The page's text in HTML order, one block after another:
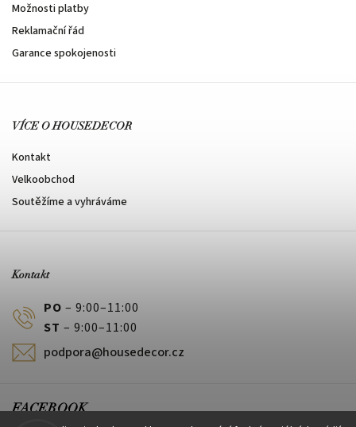
Možnosti platby
Reklamační řád
Garance spokojenosti
VÍCE O HOUSEDECOR
Kontakt
Velkoobchod
Soutěžíme a vyhráváme
Kontakt
PO – 9:00–11:00
ST – 9:00–11:00
podpora@housedecor.cz
FACEBOOK